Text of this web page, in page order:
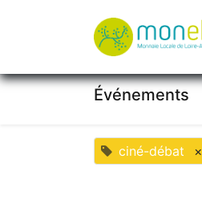
Événements
ciné-débat ×